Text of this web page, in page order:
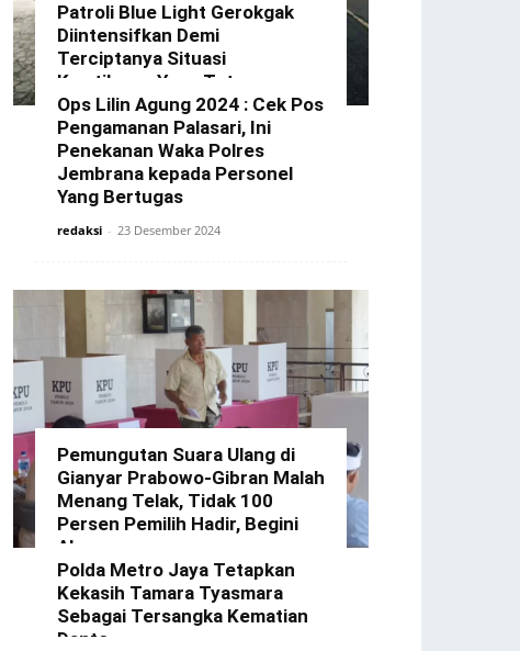
Patroli Blue Light Gerokgak
Diintensifkan Demi
Terciptanya Situasi
Kamtibmas Yang Tetap
Kondusif Di Wilkum Gerokgak
redaksi - 3 Januari 2025
Ops Lilin Agung 2024 : Cek Pos
Pengamanan Palasari, Ini
Penekanan Waka Polres
Jembrana kepada Personel
Yang Bertugas
redaksi - 23 Desember 2024
Pemungutan Suara Ulang di
Gianyar Prabowo-Gibran Malah
Menang Telak, Tidak 100
Persen Pemilih Hadir, Begini
Alasannya
redaksi - 22 Februari 2024
Polda Metro Jaya Tetapkan
Kekasih Tamara Tyasmara
Sebagai Tersangka Kematian
Dante